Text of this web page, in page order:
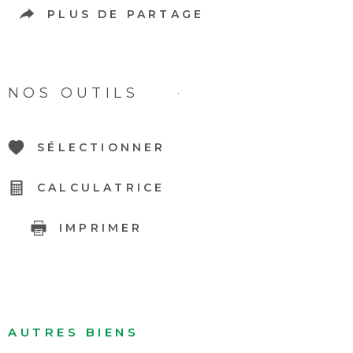
PLUS DE PARTAGE
NOS OUTILS
SÉLECTIONNER
CALCULATRICE
IMPRIMER
AUTRES BIENS